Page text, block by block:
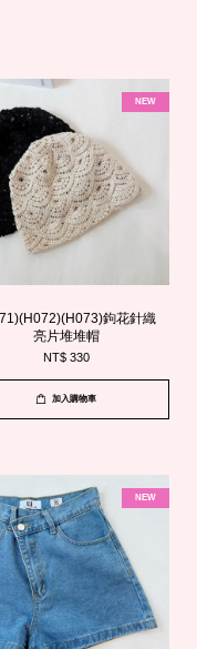
NEW
鉤花針織
亮片堆堆帽
NT$ 330
加入購物車
NEW